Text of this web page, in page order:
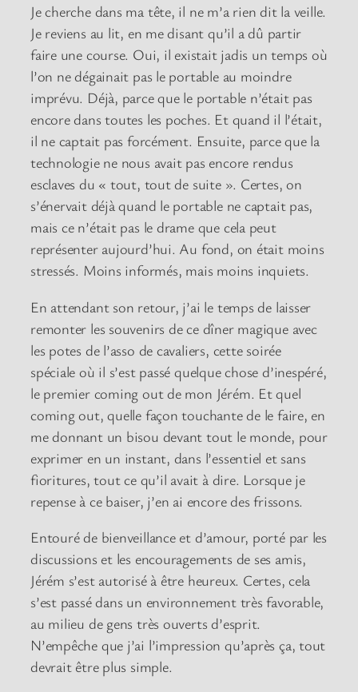
Je cherche dans ma tête, il ne m’a rien dit la veille.
Je reviens au lit, en me disant qu’il a dû partir
faire une course. Oui, il existait jadis un temps où
l’on ne dégainait pas le portable au moindre
imprévu. Déjà, parce que le portable n’était pas
encore dans toutes les poches. Et quand il l’était,
il ne captait pas forcément. Ensuite, parce que la
technologie ne nous avait pas encore rendus
esclaves du « tout, tout de suite ». Certes, on
s’énervait déjà quand le portable ne captait pas,
mais ce n’était pas le drame que cela peut
représenter aujourd’hui. Au fond, on était moins
stressés. Moins informés, mais moins inquiets.
En attendant son retour, j’ai le temps de laisser
remonter les souvenirs de ce dîner magique avec
les potes de l’asso de cavaliers, cette soirée
spéciale où il s’est passé quelque chose d’inespéré,
le premier coming out de mon Jérém. Et quel
coming out, quelle façon touchante de le faire, en
me donnant un bisou devant tout le monde, pour
exprimer en un instant, dans l’essentiel et sans
fioritures, tout ce qu’il avait à dire. Lorsque je
repense à ce baiser, j’en ai encore des frissons.
Entouré de bienveillance et d’amour, porté par les
discussions et les encouragements de ses amis,
Jérém s’est autorisé à être heureux. Certes, cela
s’est passé dans un environnement très favorable,
au milieu de gens très ouverts d’esprit.
N’empêche que j’ai l’impression qu’après ça, tout
devrait être plus simple.